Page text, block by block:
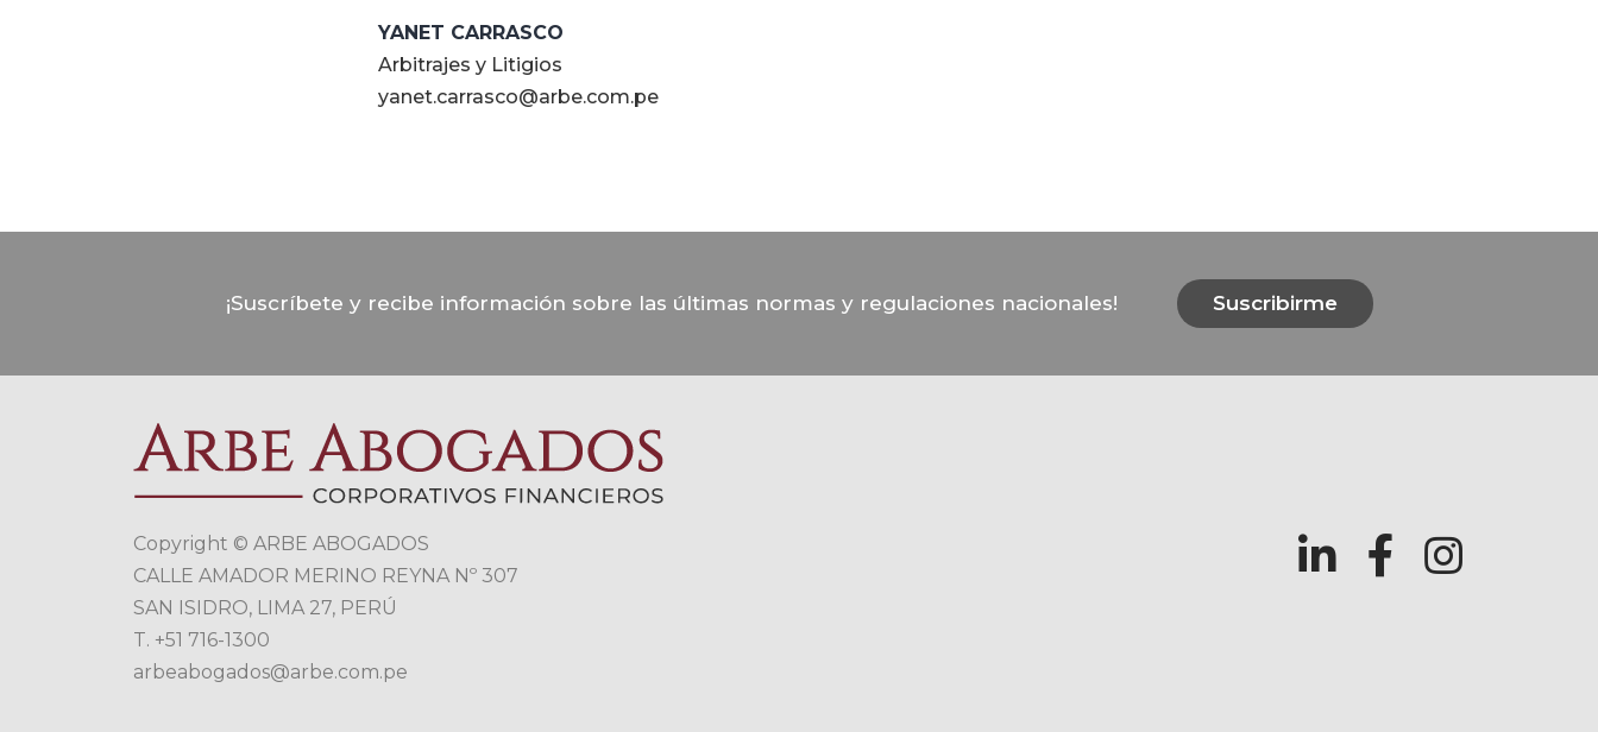
YANET CARRASCO
Arbitrajes y Litigios
yanet.carrasco@arbe.com.pe
¡Suscríbete y recibe información sobre las últimas normas y regulaciones nacionales! Suscribirme
Copyright © ARBE ABOGADOS
CALLE AMADOR MERINO REYNA Nº 307
SAN ISIDRO, LIMA 27, PERÚ
T. +51 716-1300
arbeabogados@arbe.com.pe